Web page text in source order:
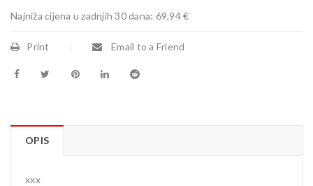
Najniža cijena u zadnjih 30 dana: 69,94 €
Print Email to a Friend
OPIS
xxx